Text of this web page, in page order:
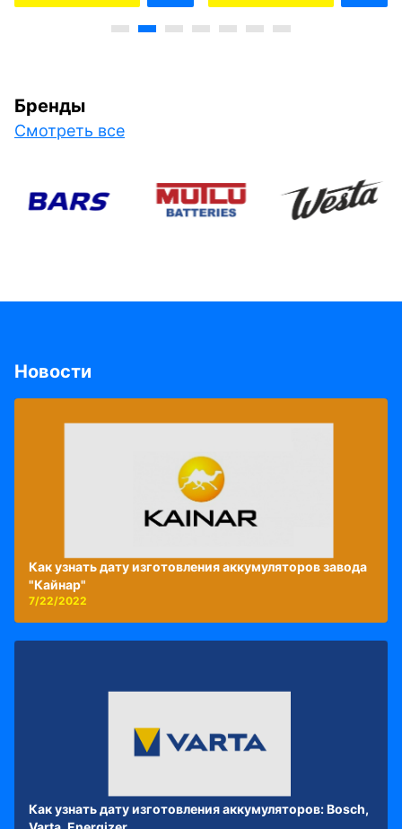
Бренды
Смотреть все
Новости
Как узнать дату изготовления аккумуляторов завода
"Кайнар"
7/22/2022
Как узнать дату изготовления аккумуляторов: Bosch,